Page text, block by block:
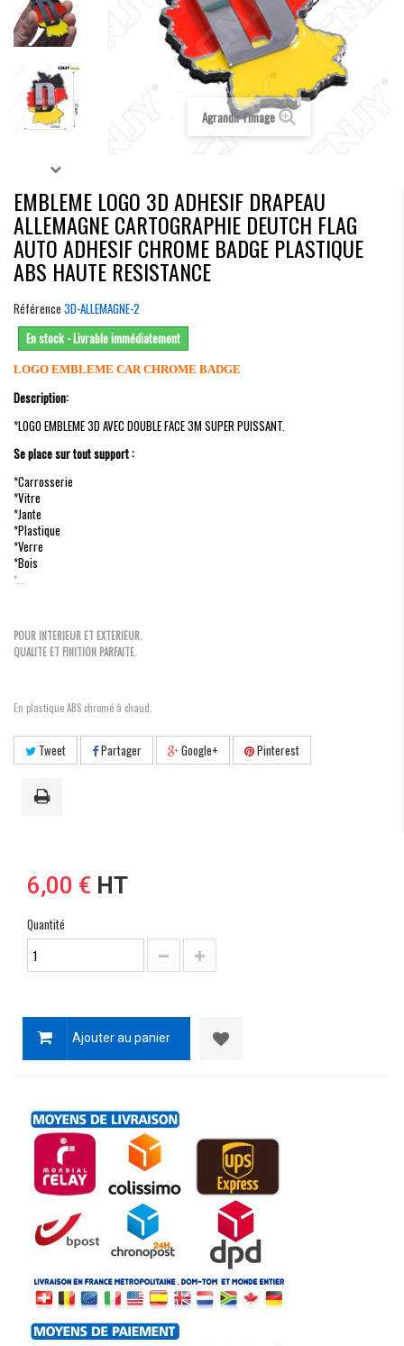
Agrandir l'image
EMBLEME LOGO 3D ADHESIF DRAPEAU
ALLEMAGNE CARTOGRAPHIE DEUTCH FLAG
AUTO ADHESIF CHROME BADGE PLASTIQUE
ABS HAUTE RESISTANCE
Référence 3D-ALLEMAGNE-2
En stock - Livrable immédiatement
LOGO EMBLEME CAR CHROME BADGE
Description:
*LOGO EMBLEME 3D AVEC DOUBLE FACE 3M SUPER PUISSANT.
Se place sur tout support :
*Carrosserie
*Vitre
*Jante
*Plastique
*Verre
*Bois
*...
POUR INTERIEUR ET EXTERIEUR.
QUALITE ET FINITION PARFAITE.
En plastique ABS chromé à chaud.
Tweet Partager Google+ Pinterest
6,00 € HT
Quantité
Ajouter au panier